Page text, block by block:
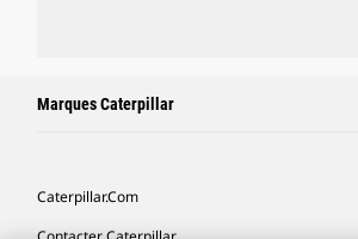
Marques Caterpillar
Caterpillar.com